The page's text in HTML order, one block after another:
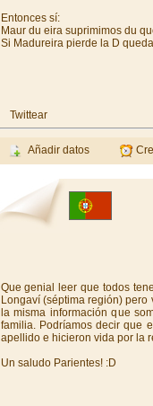
Entonces sí:
Maur du eira suprimimos du
Si Madureira pierde la D
Twittear
Añadir datos
Que genial leer que todos
Longaví (séptima región)
la misma información que
familia. Podríamos decir que
apellido e hicieron vida por la
Un saludo Parientes! :D